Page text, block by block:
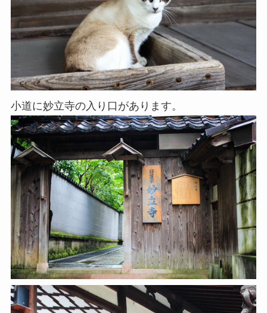
小道に妙立寺の入り口があります。